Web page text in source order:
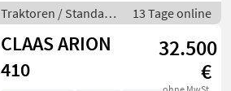
hydraulisches Bremsventil,
Traktoren / Standard
Traktoren
13 Tage online
CLAAS ARION
410
32.500
€